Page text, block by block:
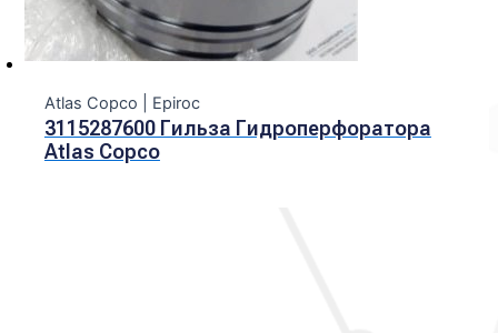
Atlas Copco | Epiroc
3115287600 Гильза Гидроперфоратора
Atlas Copco